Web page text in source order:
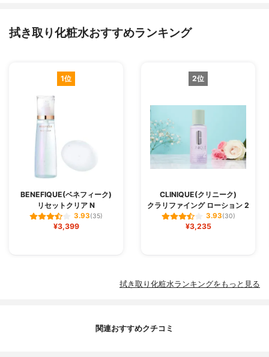
拭き取り化粧水おすすめランキング
1位
BENEFIQUE(ベネフィーク)
リセットクリア N
3.93(35)
¥3,399
2位
CLINIQUE(クリニーク)
クラリファイング ローション 2
3.93(30)
¥3,235
拭き取り化粧水ランキングをもっと見る
関連おすすめクチコミ